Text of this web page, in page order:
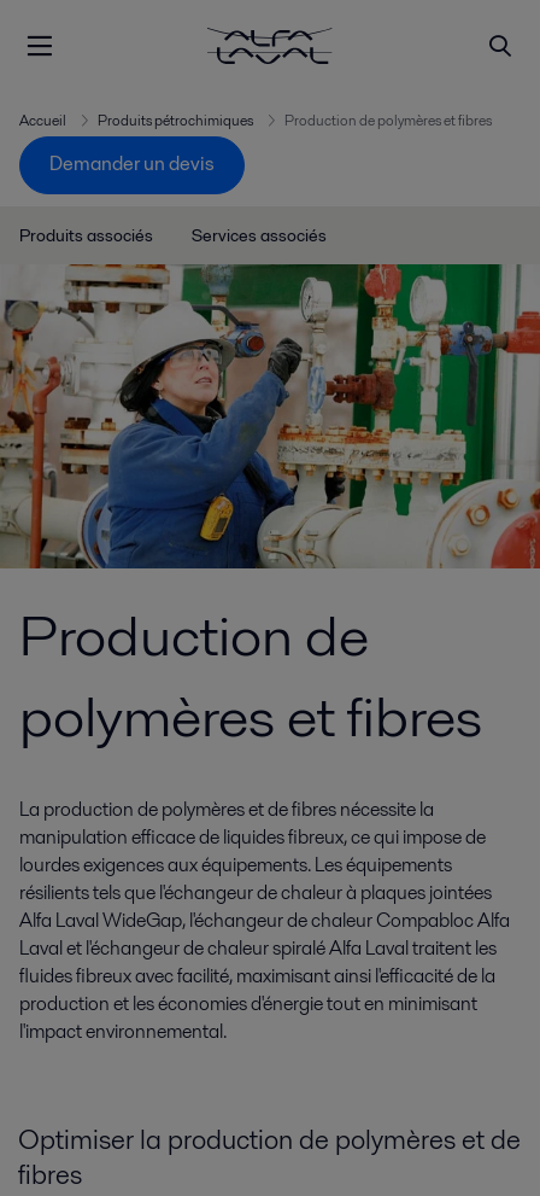
Accueil Produits pétrochimiques Production de polymères et fibres
Demander un devis
Produits associés Services associés
Production de
polymères et fibres
La production de polymères et de fibres nécessite la
manipulation efficace de liquides fibreux, ce qui impose de
lourdes exigences aux équipements. Les équipements
résilients tels que l'échangeur de chaleur à plaques jointées
Alfa Laval WideGap, l'échangeur de chaleur Compabloc Alfa
Laval et l'échangeur de chaleur spiralé Alfa Laval traitent les
fluides fibreux avec facilité, maximisant ainsi l'efficacité de la
production et les économies d'énergie tout en minimisant
l'impact environnemental.
Optimiser la production de polymères et de
fibres